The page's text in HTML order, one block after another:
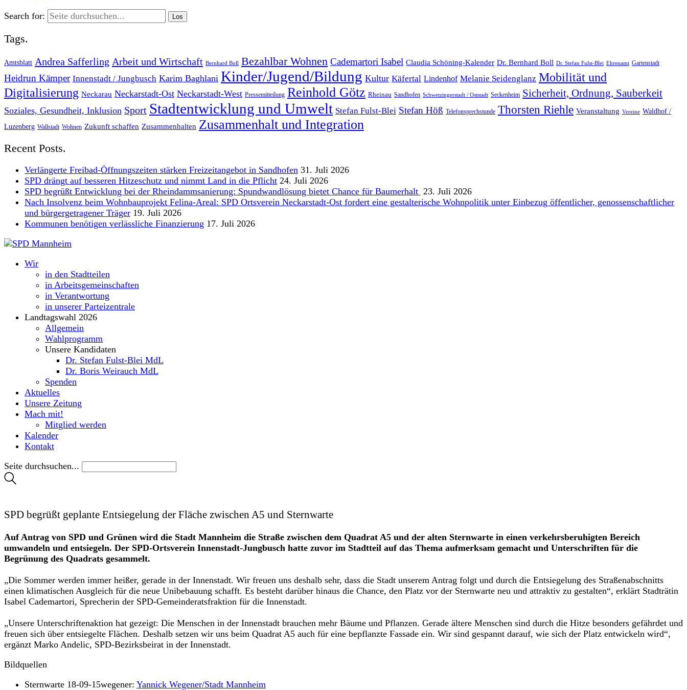
Search for:
Tags.
Amtsblatt Andrea Safferling Arbeit und Wirtschaft Bernhard Boll Bezahlbar Wohnen Cademartori Isabel Claudia Schöning-Kalender Dr. Bernhard Boll Dr. Stefan Fulst-Blei Ehrenamt Gartenstadt
Heidrun Kämper Innenstadt / Jungbusch Karim Baghlani Kinder/Jugend/Bildung Kultur Käfertal Lindenhof Melanie Seidenglanz Mobilität und
Digitalisierung Neckarau Neckarstadt-Ost Neckarstadt-West Pressemitteilung Reinhold Götz Rheinau Sandhofen Schwetzingerstadt / Oststadt Seckenheim Sicherheit, Ordnung, Sauberkeit
Soziales, Gesundheit, Inklusion Sport Stadtentwicklung und Umwelt Stefan Fulst-Blei Stefan Höß Telefonsprechstunde Thorsten Riehle Veranstaltung Vereine Waldhof /
Luzenberg Wallstadt Wohnen Zukunft schaffen Zusammenhalten Zusammenhalt und Integration
Recent Posts.
Verlängerte Freibad-Öffnungszeiten stärken Freizeitangebot in Sandhofen 31. Juli 2026
SPD drängt auf besseren Hitzeschutz und nimmt Land in die Pflicht 24. Juli 2026
SPD begrüßt Entwicklung bei der Rheindammsanierung: Spundwandlösung bietet Chance für Baumerhalt 23. Juli 2026
Nach Insolvenz beim Wohnbauprojekt Felina-Areal: SPD Ortsverein Neckarstadt-Ost fordert eine gestalterische Wohnpolitik unter Einbezug öffentlicher, genossenschaftlicher
und bürgergetragener Träger 19. Juli 2026
Kommunen benötigen verlässliche Finanzierung 17. Juli 2026
Wir
in den Stadtteilen
in Arbeitsgemeinschaften
in Verantwortung
in unserer Parteizentrale
Landtagswahl 2026
Allgemein
Wahlprogramm
Unsere Kandidaten
Dr. Stefan Fulst-Blei MdL
Dr. Boris Weirauch MdL
Spenden
Aktuelles
Unsere Zeitung
Mach mit!
Mitglied werden
Kalender
Kontakt
Seite durchsuchen...
SPD begrüßt geplante Entsiegelung der Fläche zwischen A5 und Sternwarte
Auf Antrag von SPD und Grünen wird die Stadt Mannheim die Straße zwischen dem Quadrat A5 und der alten Sternwarte in einen verkehrsberuhigten Bereich
umwandeln und entsiegeln. Der SPD-Ortsverein Innenstadt-Jungbusch hatte zuvor im Stadtteil auf das Thema aufmerksam gemacht und Unterschriften für die
Begrünung des Quadrats gesammelt.
„Die Sommer werden immer heißer, gerade in der Innenstadt. Wir freuen uns deshalb sehr, dass die Stadt unserem Antrag folgt und durch die Entsiegelung des Straßenabschnitts
einen klimatischen Ausgleich für die neue Unibebauung schafft. Es besteht darüber hinaus die Chance, den Platz vor der Sternwarte neu und attraktiv zu gestalten“, erklärt Stadträtin
Isabel Cademartori, Sprecherin der SPD-Gemeinderatsfraktion für die Innenstadt.
„Unsere Unterschriftenaktion hat gezeigt: Die Menschen in der Innenstadt brauchen mehr Bäume und Pflanzen. Gerade ältere Menschen sind durch die Hitze besonders gefährdet und
freuen sich über entsiegelte Flächen. Deshalb setzen wir uns beim Quadrat A5 auch für eine bepflanzte Fassade ein. Wir sind gespannt darauf, wie sich der Platz entwickeln wird“,
ergänzt Marko Andelic, SPD-Bezirksbeirat in der Innenstadt.
Bildquellen
Sternwarte 18-09-15wegener: Yannick Wegener/Stadt Mannheim